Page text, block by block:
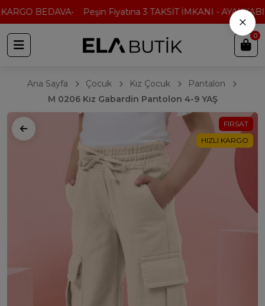
BEDAVA Peşin Fiyatına 3 TAKSİT İMKANI -
0
Ana Sayfa Çocuk Kız Çocuk
Pantalon
M 0206 Kız Gabardin Pantolon 4-9 YAŞ
FIRSAT
HIZLI KARGO
×